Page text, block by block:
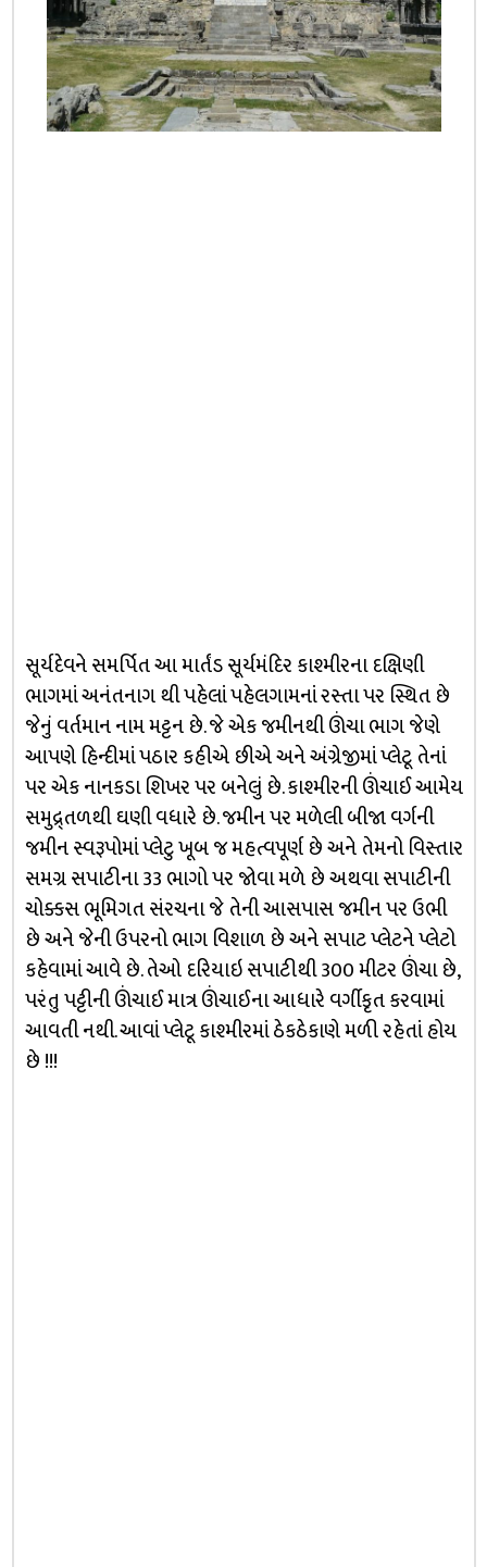
સૂર્યદેવને સમર્પિત આ માર્તંડ સૂર્યમંદિર કાશ્મીરના દક્ષિણી
ભાગમાં અનંતનાગ થી પહેલાં પહેલગામનાં રસ્તા પર સ્થિત છે
જેનું વર્તમાન નામ મટ્ટન છે. જે એક જમીનથી ઊંચા ભાગ જેણે
આપણે હિન્દીમાં પઠાર કહીએ છીએ અને અંગ્રેજીમાં પ્લેટૂ તેનાં
પર એક નાનકડા શિખર પર બનેલું છે. કાશ્મીરની ઊંચાઈ આમેય
સમુદ્ર્તળથી ઘણી વધારે છે. જમીન પર મળેલી બીજા વર્ગની
જમીન સ્વરૂપોમાં પ્લેટુ ખૂબ જ મહત્વપૂર્ણ છે અને તેમનો વિસ્તાર
સમગ્ર સપાટીના 33 ભાગો પર જોવા મળે છે અથવા સપાટીની
ચોક્કસ ભૂમિગત સંરચના જે તેની આસપાસ જમીન પર ઉભી
છે અને જેની ઉપરનો ભાગ વિશાળ છે અને સપાટ પ્લેટને પ્લેટો
કહેવામાં આવે છે. તેઓ દરિયાઇ સપાટીથી 300 મીટર ઊંચા છે,
પરંતુ પટ્ટીની ઊંચાઈ માત્ર ઊંચાઈના આધારે વર્ગીકૃત કરવામાં
આવતી નથી. આવાં પ્લેટૂ કાશ્મીરમાં ઠેકઠેકાણે મળી રહેતાં હોય
છે !!!